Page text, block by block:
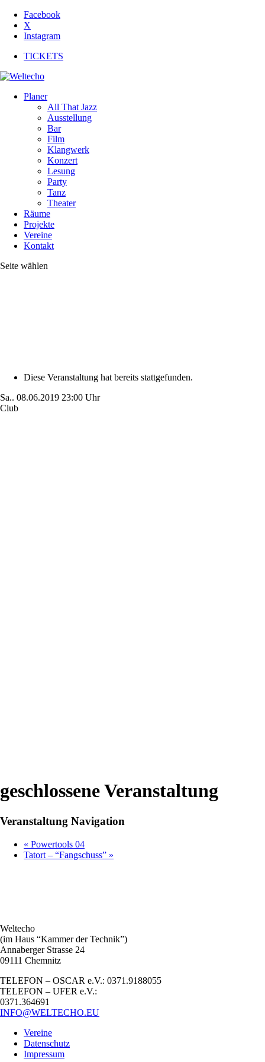
Facebook
X
Instagram
TICKETS
Planer
All That Jazz
Ausstellung
Bar
Film
Klangwerk
Konzert
Lesung
Party
Tanz
Theater
Räume
Projekte
Vereine
Kontakt
Seite wählen
Diese Veranstaltung hat bereits stattgefunden.
Sa.. 08.06.2019 23:00 Uhr
Club
geschlossene Veranstaltung
Veranstaltung Navigation
« Powertools 04
Tatort – “Fangschuss” »
Weltecho
(im Haus “Kammer der Technik”)
Annaberger Strasse 24
09111 Chemnitz
TELEFON – OSCAR e.V.: 0371.9188055
TELEFON – UFER e.V.:
0371.364691
INFO@WELTECHO.EU
Vereine
Datenschutz
Impressum